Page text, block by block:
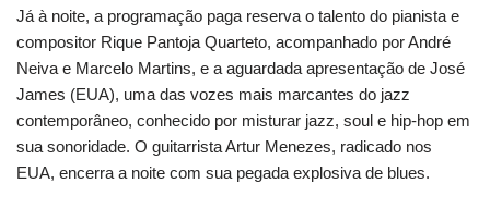
Já à noite, a programação paga reserva o talento do pianista e
compositor Rique Pantoja Quarteto, acompanhado por André
Neiva e Marcelo Martins, e a aguardada apresentação de José
James (EUA), uma das vozes mais marcantes do jazz
contemporâneo, conhecido por misturar jazz, soul e hip-hop em
sua sonoridade. O guitarrista Artur Menezes, radicado nos
EUA, encerra a noite com sua pegada explosiva de blues.